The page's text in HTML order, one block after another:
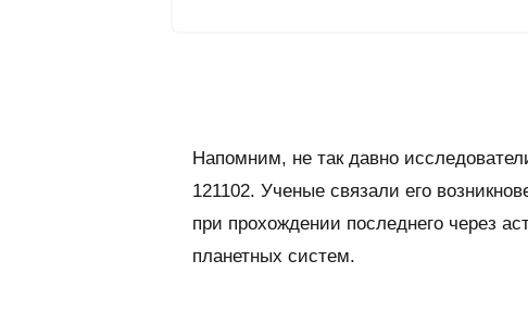
Напомним, не так давно
121102. Ученые связали его
при прохождении последнего через
планетных систем.